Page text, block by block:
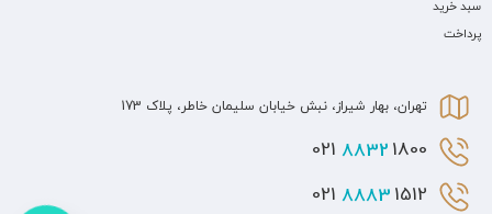
سبد خرید
پرداخت
تهران، بهار شیراز، نبش خیابان سلیمان خاطر، پلاک 173
8832 1800 021
8883 1512 021